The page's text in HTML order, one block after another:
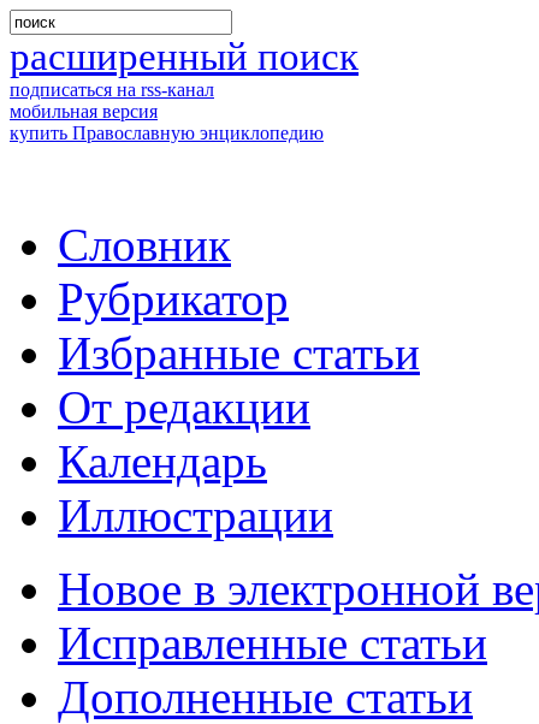
расширенный поиск
подписаться на rss-канал
мобильная версия
купить Православную энциклопедию
Словник
Рубрикатор
Избранные статьи
От редакции
Календарь
Иллюстрации
Новое в электронной
Исправленные статьи
Дополненные статьи